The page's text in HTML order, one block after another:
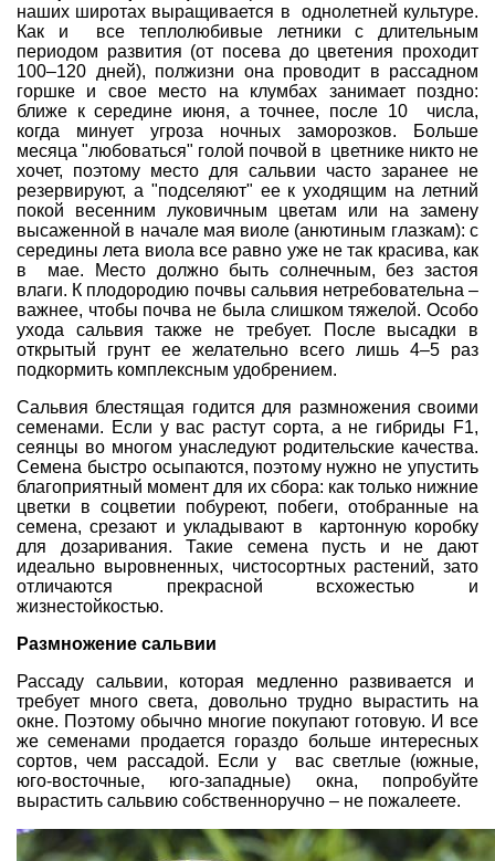
наших широтах выращивается в однолетней культуре.
Как и все теплолюбивые летники с длительным
периодом развития (от посева до цветения проходит
100–120 дней), полжизни она проводит в рассадном
горшке и свое место на клумбах занимает поздно:
ближе к середине июня, а точнее, после 10 числа,
когда минует угроза ночных заморозков. Больше
месяца "любоваться" голой почвой в цветнике никто не
хочет, поэтому место для сальвии часто заранее не
резервируют, а "подселяют" ее к уходящим на летний
покой весенним луковичным цветам или на замену
высаженной в начале мая виоле (анютиным глазкам): с
середины лета виола все равно уже не так красива, как
в мае. Место должно быть солнечным, без застоя
влаги. К плодородию почвы сальвия нетребовательна –
важнее, чтобы почва не была слишком тяжелой. Особо
ухода сальвия также не требует. После высадки в
открытый грунт ее желательно всего лишь 4–5 раз
подкормить комплексным удобрением.
Сальвия блестящая годится для размножения своими
семенами. Если у вас растут сорта, а не гибриды F1,
сеянцы во многом унаследуют родительские качества.
Семена быстро осыпаются, поэтому нужно не упустить
благоприятный момент для их сбора: как только нижние
цветки в соцветии побуреют, побеги, отобранные на
семена, срезают и укладывают в картонную коробку
для дозаривания. Такие семена пусть и не дают
идеально выровненных, чистосортных растений, зато
отличаются прекрасной всхожестью и
жизнестойкостью.
Размножение сальвии
Рассаду сальвии, которая медленно развивается и
требует много света, довольно трудно вырастить на
окне. Поэтому обычно многие покупают готовую. И все
же семенами продается гораздо больше интересных
сортов, чем рассадой. Если у вас светлые (южные,
юго-восточные, юго-западные) окна, попробуйте
вырастить сальвию собственноручно – не пожалеете.